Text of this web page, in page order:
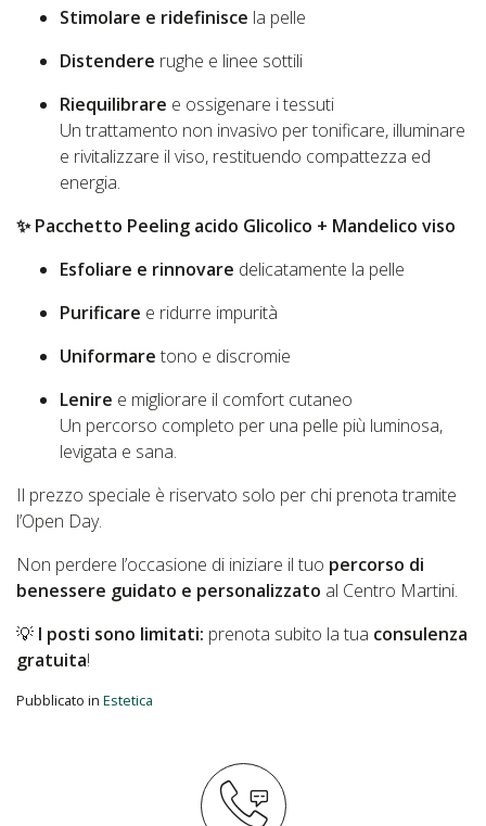
Stimolare e ridefinisce la pelle
Distendere rughe e linee sottili
Riequilibrare e ossigenare i tessuti
Un trattamento non invasivo per tonificare, illuminare
e rivitalizzare il viso, restituendo compattezza ed
energia.
✨Pacchetto Peeling acido Glicolico + Mandelico viso
Esfoliare e rinnovare delicatamente la pelle
Purificare e ridurre impurità
Uniformare tono e discromie
Lenire e migliorare il comfort cutaneo
Un percorso completo per una pelle più luminosa,
levigata e sana.
Il prezzo speciale è riservato solo per chi prenota tramite
l’Open Day.
Non perdere l’occasione di iniziare il tuo percorso di
benessere guidato e personalizzato al Centro Martini.
💡 I posti sono limitati: prenota subito la tua consulenza
gratuita!
Pubblicato in Estetica